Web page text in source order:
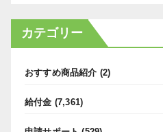
カテゴリー
おすすめ商品紹介 (2)
給付金 (7,361)